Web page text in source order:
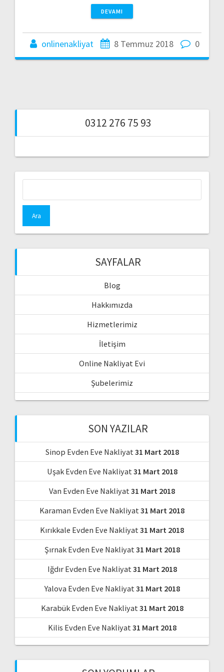
DEVAMI
onlinenakliyat 8 Temmuz 2018 0
0312 276 75 93
SAYFALAR
Blog
Hakkımızda
Hizmetlerimiz
İletişim
Online Nakliyat Evi
Şubelerimiz
SON YAZILAR
Sinop Evden Eve Nakliyat31 Mart 2018
Uşak Evden Eve Nakliyat31 Mart 2018
Van Evden Eve Nakliyat31 Mart 2018
Karaman Evden Eve Nakliyat31 Mart 2018
Kırıkkale Evden Eve Nakliyat31 Mart 2018
Şırnak Evden Eve Nakliyat31 Mart 2018
Iğdır Evden Eve Nakliyat31 Mart 2018
Yalova Evden Eve Nakliyat31 Mart 2018
Karabük Evden Eve Nakliyat31 Mart 2018
Kilis Evden Eve Nakliyat31 Mart 2018